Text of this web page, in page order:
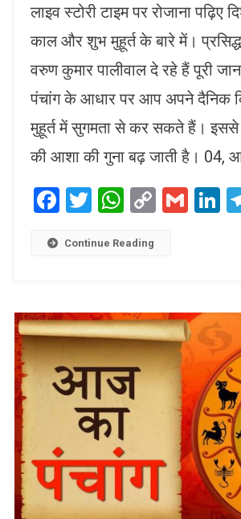
लाइव स्टोरी टाइम पर रोजाना पढ़िए
काल और शुभ मुहूर्त के बारे में। प्रसिद्ध
वरुण कुमार पालीवाल दे रहे हैं पूरी
पंचांग के आधार पर आप अपने दैनिक
मुहूर्त में सुगमता से कर सकते हैं।
की आशा की गुना बढ़ जाती है। 04,
Facebook
Twitter
WhatsApp
Copy
Continue Reading